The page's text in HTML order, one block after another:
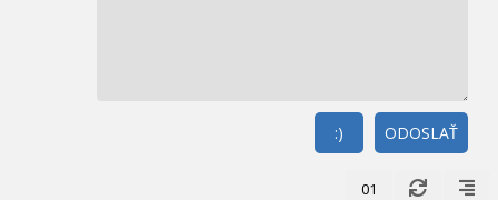
ODOSLAŤ
:)
01